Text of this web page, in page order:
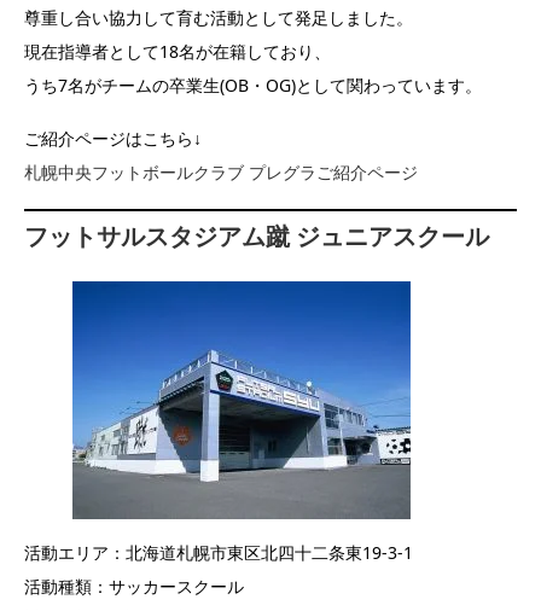
尊重し合い協力して育む活動として発足しました。
現在指導者として18名が在籍しており、
うち7名がチームの卒業生(OB・OG)として関わっています。
ご紹介ページはこちら↓
札幌中央フットボールクラブ プレグラご紹介ページ
フットサルスタジアム蹴 ジュニアスクール
活動エリア：北海道札幌市東区北四十二条東19-3-1
活動種類：サッカースクール